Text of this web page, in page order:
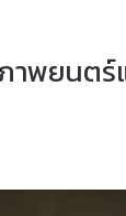
าพยนต